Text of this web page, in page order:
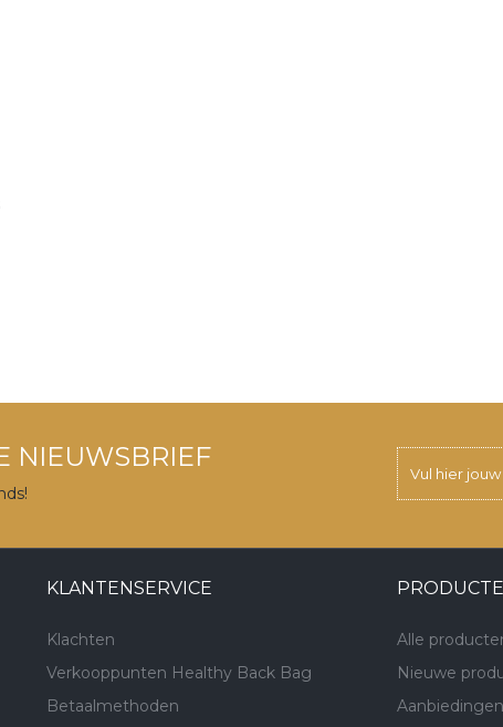
NIEUWSBRIEF
KLANTENSERVICE
Klachten
Verkooppunten Healthy Back Bag
Betaalmethoden
Alle
Nieuwe
Aanbiedingen